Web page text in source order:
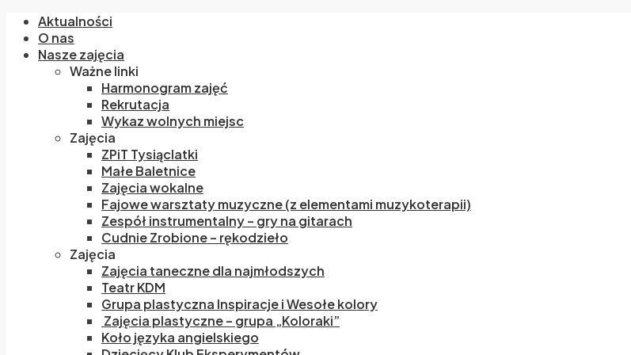
Aktualności
O nas
Nasze zajęcia
Ważne linki
Harmonogram zajęć
Rekrutacja
Wykaz wolnych miejsc
Zajęcia
ZPiT Tysiąclatki
Małe Baletnice
Zajęcia wokalne
Fajowe warsztaty muzyczne (z elementami muzykoterapii)
Zespół instrumentalny – gry na gitarach
Cudnie Zrobione – rękodzieło
Zajęcia
Zajęcia taneczne dla najmłodszych
Teatr KDM
Grupa plastyczna Inspiracje i Wesołe kolory
Zajęcia plastyczne – grupa „Koloraki”
Koło języka angielskiego